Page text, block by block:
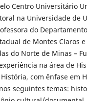
Centro Universitário
na Universidade de
do
de Montes Claros
do Norte de Minas –
na área de
com ênfase em
seguintes temas: